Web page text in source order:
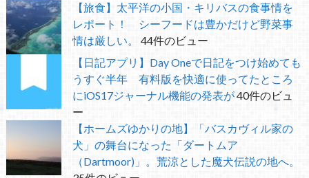
【旅食】太平洋の小国・キリバスの食事情を
レポート！ シーフードは豊かだけど野菜事
情は厳しい。
44件のビュー
【日記アプリ】Day Oneで日記をつけ始めても
うすぐ半年 有料版を快適に使ってたところ
にiOS17ジャーナル機能の発表が40件のビュ
ー
【ホームズゆかりの地】「バスカヴィル家の
犬」の舞台になった「ダートムア
（Dartmoor)」。荒涼とした魔犬伝説の地へ。